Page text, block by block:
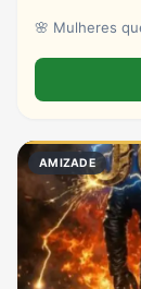
🌸 Mulheres
AMIZADE